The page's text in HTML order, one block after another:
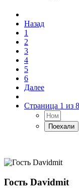
Назад
1
2
3
4
5
6
Далее
Страница 1 из 8
Гость Davidmit